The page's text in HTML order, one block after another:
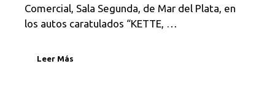
Comercial, Sala Segunda, de Mar del Plata, en
los autos caratulados “KETTE, …
Leer Más